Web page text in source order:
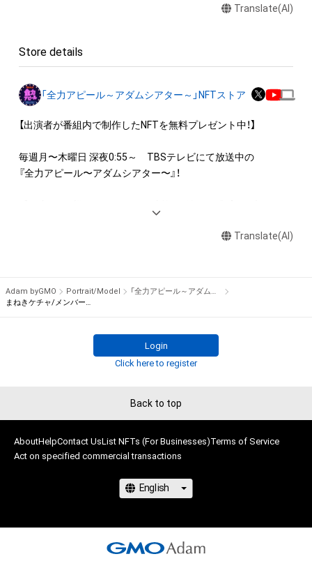
◆本アイテムに関する注意事項
ロゴ等を含みますがこれらに限られません。)にかかる知的財産
権(著作権、特許権、実用新案権、商標権、意匠権その他の知的財
産権(それらの権利を取得し、又はそれらの権利につき登録等を
作権を有する方、著作隣接権の権利者またはその管理委託を受
けている者によって保護されています。そのため、本アイテム
・本アイテムの著作権を有する方、著作隣接権の権利者またはそ
の管理委託を受けている者からの事前の同意なしに、上記の「本
せん。)を行うことはできません。
であると判断した場合、利用をお断りさせていただきます。
Translate(AI)
Store details
「全力アピール～アダムシアター～」NFTストア
【出演者が番組内で制作したNFTを無料プレゼント中！】
毎週月〜木曜日 深夜0:55～　TBSテレビにて放送中の
『全力アピール〜アダムシアター〜』！
パフォーマンスや特技を、魂を込めて全力アピール！
※本ストア内で出品されるNFTは、Adam byGMOの認定代理店
株式会社MediBangを介して出品手続きをしており、
TBSテレビおよび番組は、NFTの出品に関わる手続き・権利には
Translate(AI)
Adam byGMO Portrait/Model
「全力アピール～アダムシアター～」NFTストア
まねきケチャ/メンバー全員のサイン入り写真①
Login
Click here to register
Back to top
AboutHelpContact UsList NFTs (For Businesses)Terms of Service
Act on specified commercial transactions